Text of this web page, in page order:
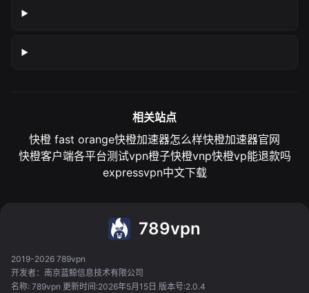
相关站点
快橙 fast orange快橙加速器怎么样快橙加速器官网
快橙客户端各平台测试vpn橙子快橙vnp快橙vp能退款吗
expressvpn中文下载
789vpn
2019-2026 789vpn
开发者：南京蓝鲸信息技术有限公司
名称: 789vpn 更新时间:2026年5月15日 版本号:2.0.4